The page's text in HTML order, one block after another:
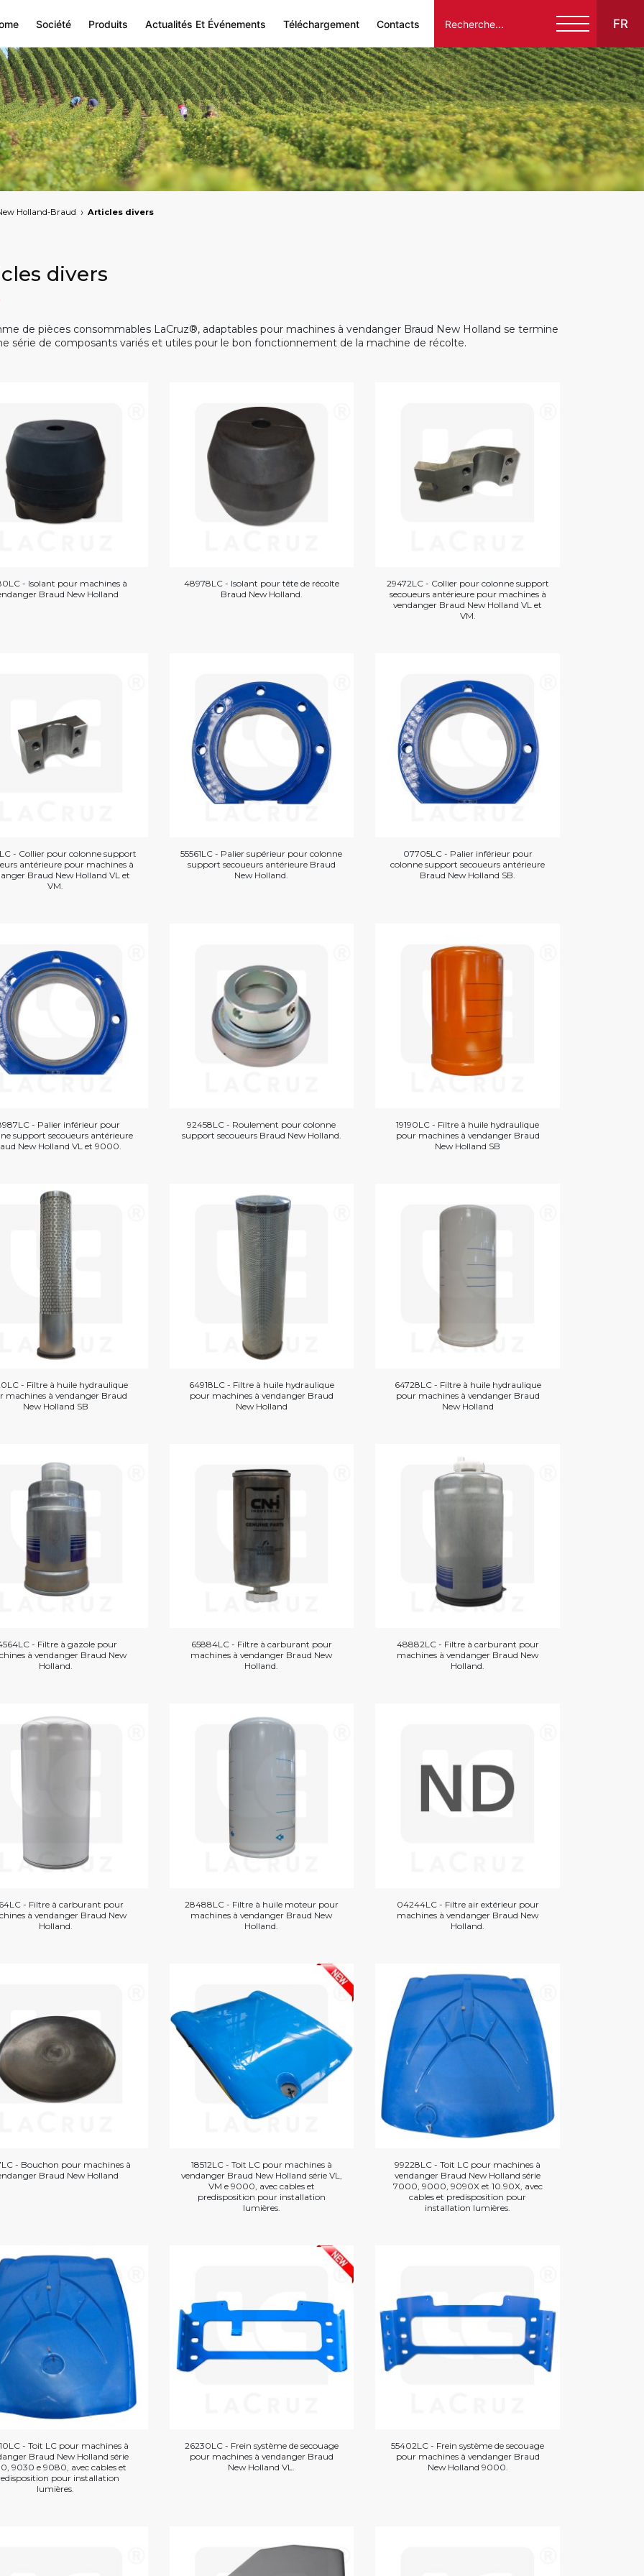
Société Produits Actualités Et Événements Téléchargement Contacts FR
Italiano
English
Français
Español
Deutsch
Holland-Braud Articles divers
divers
de pièces consommables LaCruz®, adaptables pour machines à vendanger Braud New Holland se termine
série de composants variés et utiles pour le bon fonctionnement de la machine de récolte.
- Isolant pour machines à
Braud New Holland
48978LC - Isolant pour tête de récolte
Braud New Holland.
29472LC - Collier pour colonne support
secoueurs antérieure pour machines à
vendanger Braud New Holland VL et
VM.
- Collier pour colonne support
antérieure pour machines à
Braud New Holland VL et
VM.
55561LC - Palier supérieur pour colonne
support secoueurs antérieure Braud
New Holland.
07705LC - Palier inférieur pour
colonne support secoueurs antérieure
Braud New Holland SB.
- Palier inférieur pour
support secoueurs antérieure
New Holland VL et 9000.
92458LC - Roulement pour colonne
support secoueurs Braud New Holland.
19190LC - Filtre à huile hydraulique
pour machines à vendanger Braud
New Holland SB
- Filtre à huile hydraulique
machines à vendanger Braud
New Holland SB
64918LC - Filtre à huile hydraulique
pour machines à vendanger Braud
New Holland
64728LC - Filtre à huile hydraulique
pour machines à vendanger Braud
New Holland
- Filtre à gazole pour
à vendanger Braud New
Holland.
65884LC - Filtre à carburant pour
machines à vendanger Braud New
Holland.
48882LC - Filtre à carburant pour
machines à vendanger Braud New
Holland.
- Filtre à carburant pour
à vendanger Braud New
Holland.
28488LC - Filtre à huile moteur pour
machines à vendanger Braud New
Holland.
04244LC - Filtre air extérieur pour
machines à vendanger Braud New
Holland.
- Bouchon pour machines à
Braud New Holland
18512LC - Toit LC pour machines à
vendanger Braud New Holland série VL,
VM e 9000, avec cables et
predisposition pour installation
lumières.
99228LC - Toit LC pour machines à
vendanger Braud New Holland série
7000, 9000, 9090X et 10.90X, avec
cables et predisposition pour
installation lumières.
- Toit LC pour machines à
Braud New Holland série
9030 e 9080, avec cables et
pour installation
lumières.
26230LC - Frein système de secouage
pour machines à vendanger Braud
New Holland VL.
55402LC - Frein système de secouage
pour machines à vendanger Braud
New Holland 9000.